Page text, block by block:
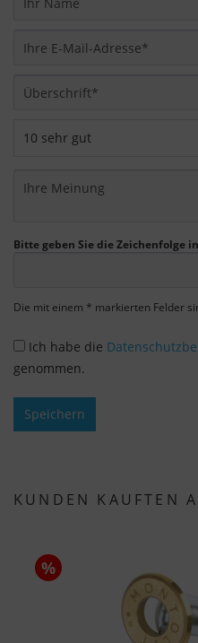
Bitte geben Sie die Zeichenfolge
Die mit einem * markierten Felder
Ich habe die
genommen.
Speichern
KUNDEN KAUFTEN
%
findet die oben